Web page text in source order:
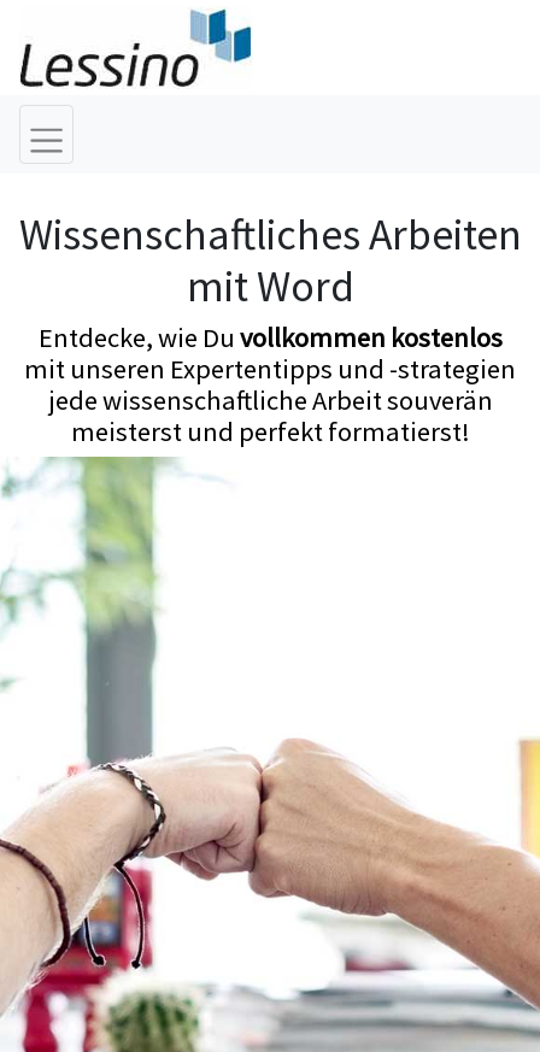
Wissenschaftliches Arbeiten
mit Word
Entdecke, wie Du vollkommen kostenlos
mit unseren Expertentipps und -strategien
jede wissenschaftliche Arbeit souverän
meisterst und perfekt formatierst!